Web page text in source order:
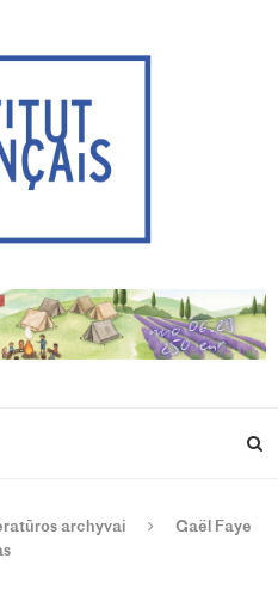
archyvai
Gaël Faye